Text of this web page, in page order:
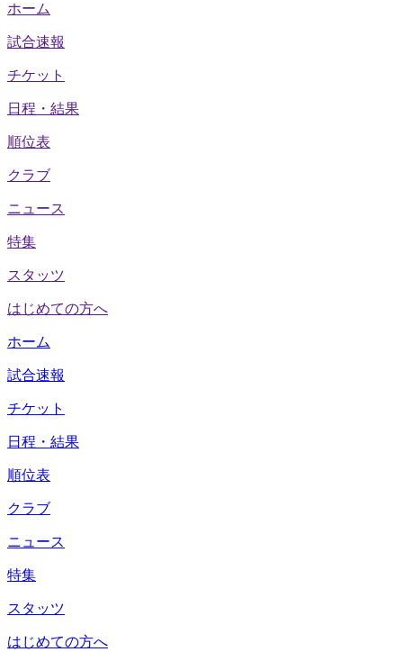
ホーム
試合速報
チケット
日程・結果
順位表
クラブ
ニュース
特集
スタッツ
はじめての方へ
ホーム
試合速報
チケット
日程・結果
順位表
クラブ
ニュース
特集
スタッツ
はじめての方へ